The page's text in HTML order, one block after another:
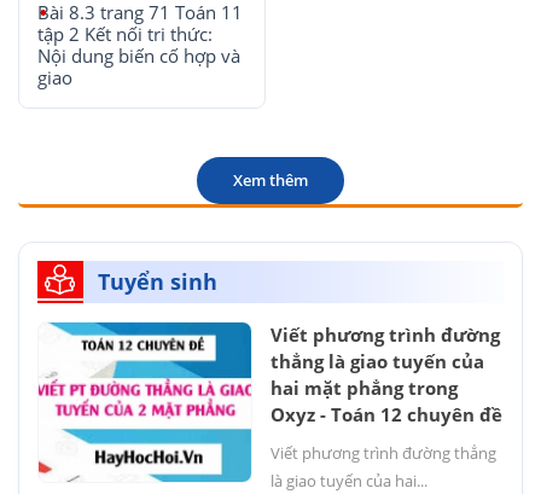
Bài 8.3 trang 71 Toán 11
tập 2 Kết nối tri thức:
Nội dung biến cố hợp và
giao
Xem thêm
Tuyển sinh
Viết phương trình đường
thẳng là giao tuyến của
hai mặt phẳng trong
Oxyz - Toán 12 chuyên đề
Viết phương trình đường thẳng
là giao tuyến của hai...